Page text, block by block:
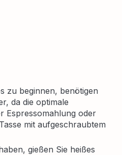
zu beginnen, benötigen
da die optimale
Espressomahlung oder
mit aufgeschraubtem
gießen Sie heißes